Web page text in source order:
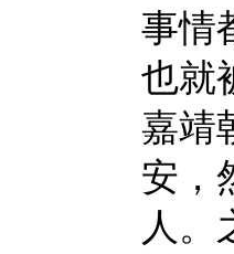
事情
也就
嘉靖
安，
人。